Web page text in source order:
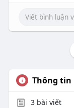
Thông tin
3bài viết